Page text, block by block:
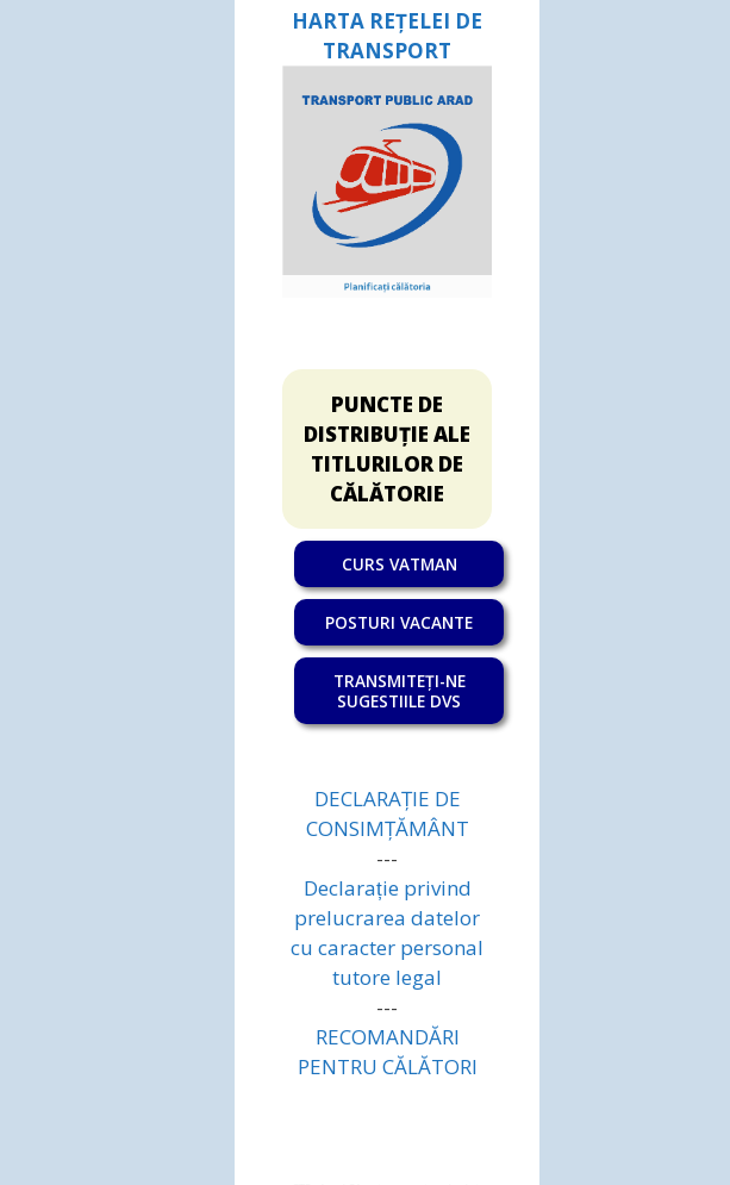
HARTA REȚELEI DE
TRANSPORT
PUNCTE DE
DISTRIBUȚIE ALE
TITLURILOR DE
CĂLĂTORIE
CURS VATMAN
POSTURI VACANTE
TRANSMITEȚI-NE
SUGESTIILE DVS
DECLARAȚIE DE
CONSIMȚĂMÂNT
---
Declarație privind
prelucrarea datelor
cu caracter personal
tutore legal
---
RECOMANDĂRI
PENTRU CĂLĂTORI